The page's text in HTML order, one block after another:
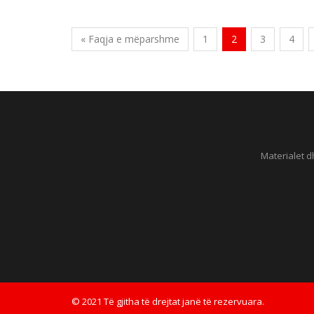
« Faqja e mëparshme 1 2 3 4
Materialet
© 2021 Të gjitha të drejtat janë të rezervuara.